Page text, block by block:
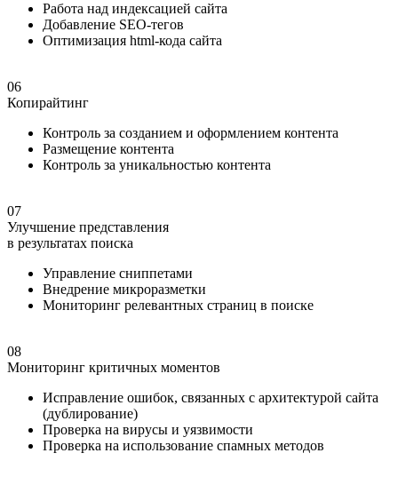
Работа над индексацией сайта
Добавление SEO-тегов
Оптимизация html-кода сайта
06
Копирайтинг
Контроль за созданием и оформлением контента
Размещение контента
Контроль за уникальностью контента
07
Улучшение представления
в результатах поиска
Управление сниппетами
Внедрение микроразметки
Мониторинг релевантных страниц в поиске
08
Мониторинг критичных моментов
Исправление ошибок, связанных с архитектурой сайта
(дублирование)
Проверка на вирусы и уязвимости
Проверка на использование спамных методов